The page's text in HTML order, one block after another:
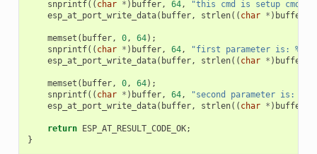
snprintf(( char * ) buffer, 64,
"this cmd is setup cmd
esp_at_port_write_data( buffer, strlen(( char * ) buffer
memset ( buffer, 0, 64);
snprintf(( char * ) buffer, 64, "first parameter is: %d
esp_at_port_write_data( buffer, strlen(( char * ) buffer
memset ( buffer, 0, 64);
snprintf(( char * ) buffer, 64, "second parameter is: %s
esp_at_port_write_data( buffer, strlen(( char * ) buffer
return ESP_AT_RESULT_CODE_OK;
}